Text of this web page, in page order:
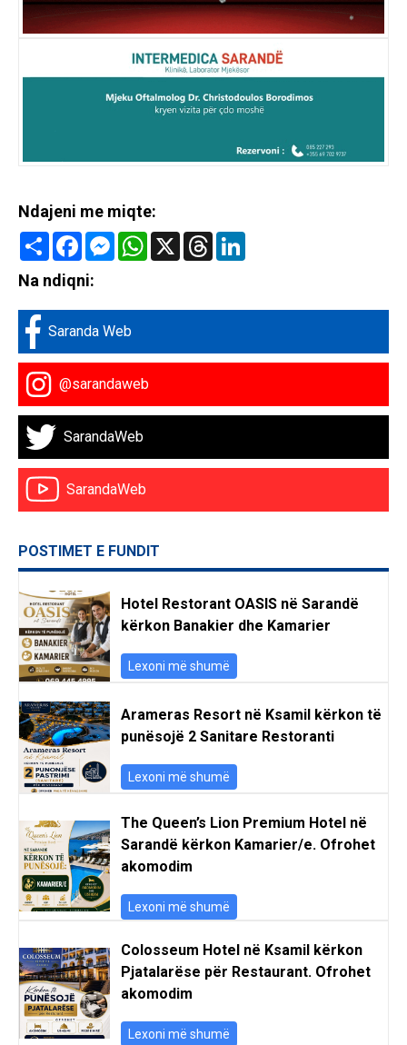
Ndajeni me miqte:
Share FacebookMessenger
WhatsApp
X Threads
Na ndiqni:
Saranda Web
@sarandaweb
SarandaWeb
SarandaWeb
POSTIMET E FUNDIT
Hotel Restorant OASIS në Sarandë
kërkon Banakier dhe Kamarier
Lexoni më shumë
Arameras Resort në Ksamil kërkon të
punësojë 2 Sanitare Restoranti
Lexoni më shumë
The Queen’s Lion Premium Hotel në
Sarandë kërkon Kamarier/e. Ofrohet
akomodim
Lexoni më shumë
Colosseum Hotel në Ksamil kërkon
Pjatalarëse për Restaurant. Ofrohet
akomodim
Lexoni më shumë